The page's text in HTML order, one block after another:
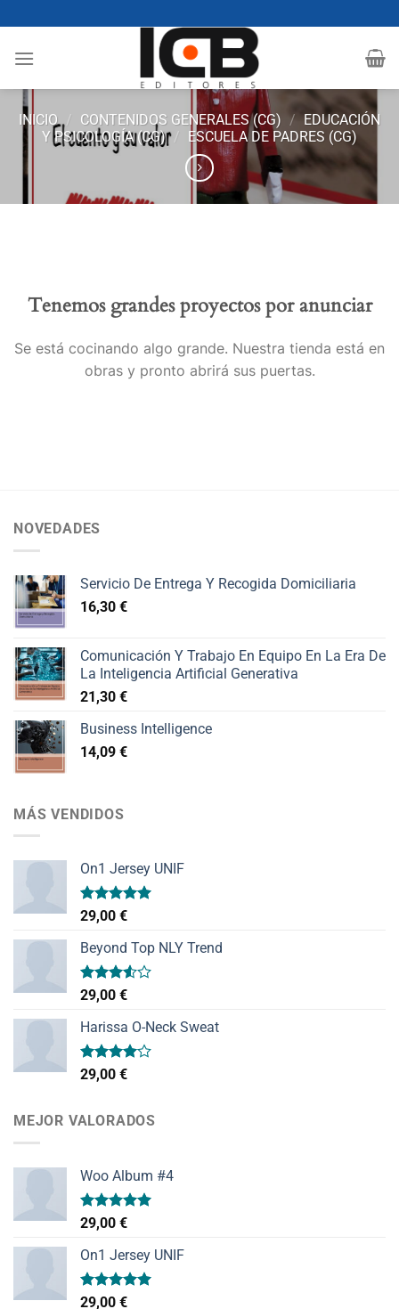
al
contenido
INICIO / CONTENIDOS GENERALES (CG) / EDUCACIÓN
Y PSICOLOGÍA (CG) / ESCUELA DE PADRES (CG)
Tenemos grandes proyectos por anunciar
Se está cocinando algo grande. Nuestra tienda está en
obras y pronto abrirá sus puertas.
NOVEDADES
Servicio De Entrega Y Recogida Domiciliaria
16,30 €
Comunicación Y Trabajo En Equipo En La Era De
La Inteligencia Artificial Generativa
21,30 €
Business Intelligence
14,09 €
MÁS VENDIDOS
On1 Jersey UNIF
Valorado
con
de 5
29,00 €
Beyond Top NLY Trend
Valorado
con
3.50de
5
29,00 €
Harissa O-Neck Sweat
Valorado
con
29,00 €
MEJOR VALORADOS
Woo Album #4
Valorado
con
de 5
29,00 €
On1 Jersey UNIF
Valorado
29,00 €